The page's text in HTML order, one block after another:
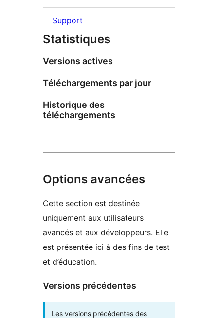
Support
Statistiques
Versions actives
Téléchargements par jour
Historique des
téléchargements
Options avancées
Cette section est destinée
uniquement aux utilisateurs
avancés et aux développeurs. Elle
est présentée ici à des fins de test
et d’éducation.
Versions précédentes
Les versions précédentes des